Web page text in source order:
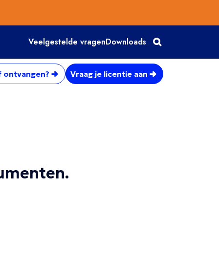
Veelgestelde vragenDownloads
ontvangen? Vraag je licentie aan